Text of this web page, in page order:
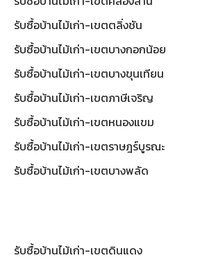
รับซื้อบ้านไม้เก่า-เขตตลิ่งชัน
รับซื้อบ้านไม้เก่า-เขตบางกอกน้อย
รับซื้อบ้านไม้เก่า-เขตบางขุนเทียน
รับซื้อบ้านไม้เก่า-เขตภาษีเจริญ
รับซื้อบ้านไม้เก่า-เขตหนองแขม
รับซื้อบ้านไม้เก่า-เขตราษฎร์บูรณะ
รับซื้อบ้านไม้เก่า-เขตบางพลัด
รับซื้อบ้านไม้เก่า-เขตดินแดง